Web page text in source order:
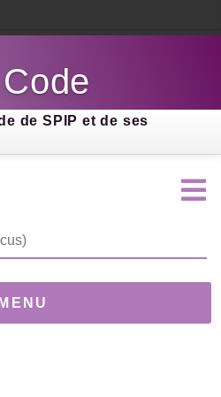
de SPIP et de ses
MENU